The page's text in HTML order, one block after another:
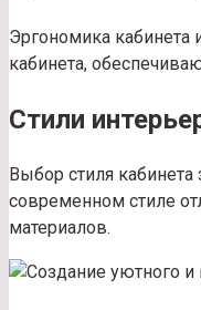
Эргономика кабинета
кабинета,
Стили
Выбор стиля кабинета
современном стиле
материалов.